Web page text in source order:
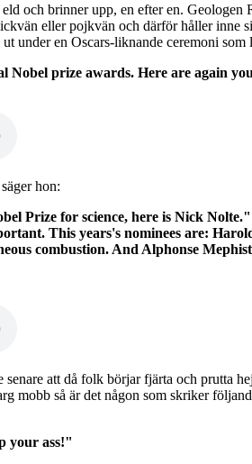
och brinner upp, en efter en.
eller pojkvän och därför håller inne
under en Oscars-liknande ceremoni
Nobel prize awards. Here are again
hon:
Prize for science, here is Nick Nolte."
This years's nominees are:
combustion. And Alphonse
att då folk börjar fjärta och prutta
mobb så är det någon som skriker
your ass!"